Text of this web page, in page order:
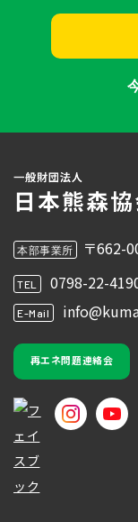
本部事業所 〒662-
TEL 0798-22-
E-Mail
再エネ問題連絡会